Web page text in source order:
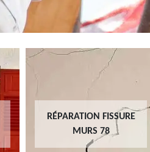
RÉPARATION FISSURE
MURS 78